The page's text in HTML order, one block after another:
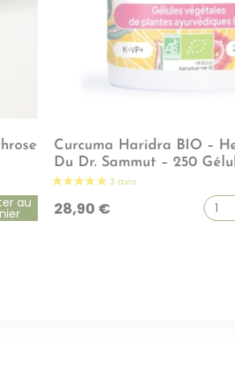
au
Curcuma Haridra BIO –
Du Dr. Sammut – 250
28,90 €